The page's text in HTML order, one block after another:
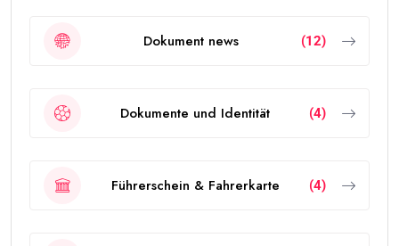
Dokument news (12)
Dokumente und Identität (4)
Führerschein & Fahrerkarte (4)